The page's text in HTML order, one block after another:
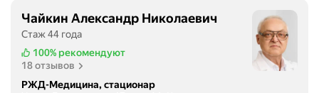
Чайкин Александр Николаевич
Стаж 44 года
100% рекомендуют
18 отзывов
РЖД-Медицина, стационар